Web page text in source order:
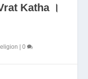
Katha ।
|0